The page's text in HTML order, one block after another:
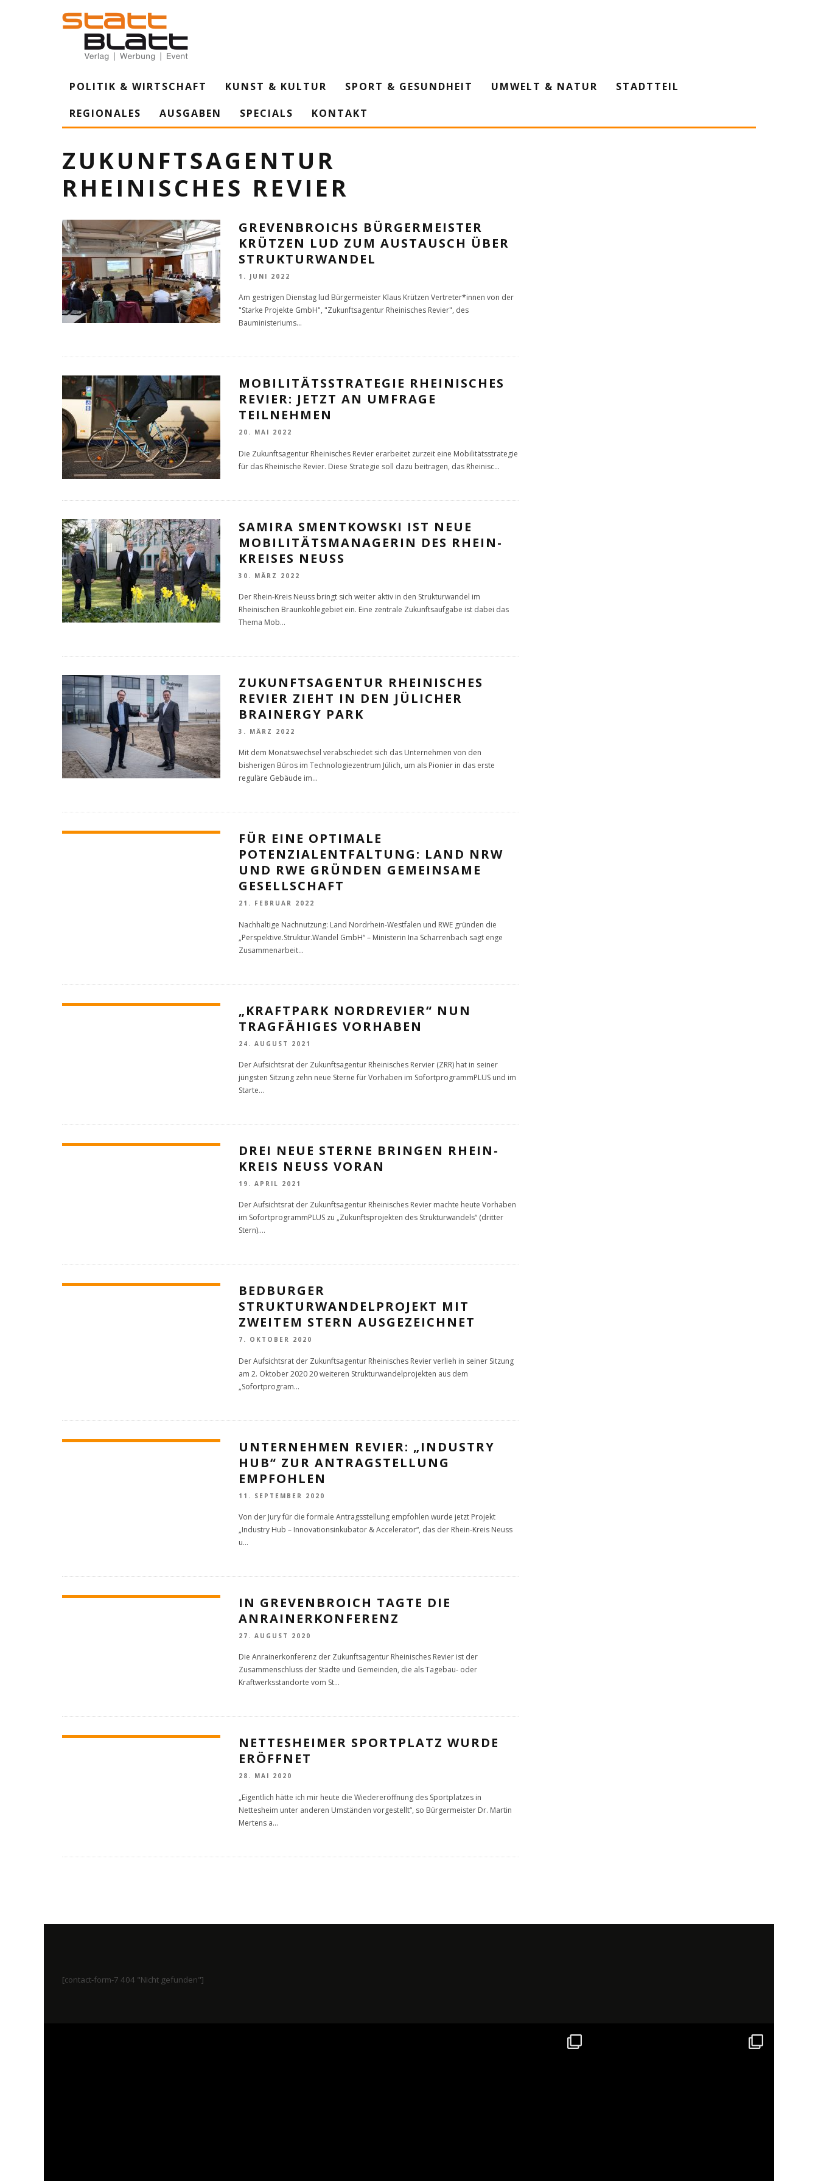
POLITIK & WIRTSCHAFT KUNST & KULTUR SPORT & GESUNDHEIT UMWELT & NATUR
STADTTEIL
REGIONALES
AUSGABEN SPECIALS KONTAKT
ZUKUNFTSAGENTUR
RHEINISCHES REVIER
GREVENBROICHS BÜRGERMEISTER
KRÜTZEN LUD ZUM AUSTAUSCH ÜBER
STRUKTURWANDEL
1. JUNI 2022
Am gestrigen Dienstag lud Bürgermeister Klaus Krützen Vertreter*innen von der
"Starke Projekte GmbH", "Zukunftsagentur Rheinisches Revier", des
Bauministeriums...
MOBILITÄTSSTRATEGIE RHEINISCHES
REVIER: JETZT AN UMFRAGE
TEILNEHMEN
20. MAI 2022
Die Zukunftsagentur Rheinisches Revier erarbeitet zurzeit eine Mobilitätsstrategie
für das Rheinische Revier. Diese Strategie soll dazu beitragen, das Rheinisc...
SAMIRA SMENTKOWSKI IST NEUE
MOBILITÄTSMANAGERIN DES RHEIN-
KREISES NEUSS
30. MÄRZ 2022
Der Rhein-Kreis Neuss bringt sich weiter aktiv in den Strukturwandel im
Rheinischen Braunkohlegebiet ein. Eine zentrale Zukunftsaufgabe ist dabei das
Thema Mob...
ZUKUNFTSAGENTUR RHEINISCHES
REVIER ZIEHT IN DEN JÜLICHER
BRAINERGY PARK
3. MÄRZ 2022
Mit dem Monatswechsel verabschiedet sich das Unternehmen von den
bisherigen Büros im Technologiezentrum Jülich, um als Pionier in das erste
reguläre Gebäude im...
FÜR EINE OPTIMALE
POTENZIALENTFALTUNG: LAND NRW
UND RWE GRÜNDEN GEMEINSAME
GESELLSCHAFT
21. FEBRUAR 2022
Nachhaltige Nachnutzung: Land Nordrhein-Westfalen und RWE gründen die
„Perspektive.Struktur.Wandel GmbH“ – Ministerin Ina Scharrenbach sagt enge
Zusammenarbeit...
„KRAFTPARK NORDREVIER“ NUN
TRAGFÄHIGES VORHABEN
24. AUGUST 2021
Der Aufsichtsrat der Zukunftsagentur Rheinisches Rervier (ZRR) hat in seiner
jüngsten Sitzung zehn neue Sterne für Vorhaben im SofortprogrammPLUS und im
Starte...
DREI NEUE STERNE BRINGEN RHEIN-
KREIS NEUSS VORAN
19. APRIL 2021
Der Aufsichtsrat der Zukunftsagentur Rheinisches Revier machte heute Vorhaben
im SofortprogrammPLUS zu „Zukunftsprojekten des Strukturwandels“ (dritter
Stern)....
BEDBURGER
STRUKTURWANDELPROJEKT MIT
ZWEITEM STERN AUSGEZEICHNET
7. OKTOBER 2020
Der Aufsichtsrat der Zukunftsagentur Rheinisches Revier verlieh in seiner Sitzung
am 2. Oktober 2020 20 weiteren Strukturwandelprojekten aus dem
„Sofortprogram...
UNTERNEHMEN REVIER: „INDUSTRY
HUB“ ZUR ANTRAGSTELLUNG
EMPFOHLEN
11. SEPTEMBER 2020
Von der Jury für die formale Antragsstellung empfohlen wurde jetzt Projekt
„Industry Hub – Innovationsinkubator & Accelerator“, das der Rhein-Kreis Neuss
u...
IN GREVENBROICH TAGTE DIE
ANRAINERKONFERENZ
27. AUGUST 2020
Die Anrainerkonferenz der Zukunftsagentur Rheinisches Revier ist der
Zusammenschluss der Städte und Gemeinden, die als Tagebau- oder
Kraftwerksstandorte vom St...
NETTESHEIMER SPORTPLATZ WURDE
ERÖFFNET
28. MAI 2020
„Eigentlich hätte ich mir heute die Wiedereröffnung des Sportplatzes in
Nettesheim unter anderen Umständen vorgestellt“, so Bürgermeister Dr. Martin
Mertens a...
[contact-form-7 404 "Nicht gefunden"]